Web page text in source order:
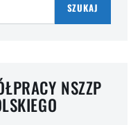
SZUKAJ
NSZZP